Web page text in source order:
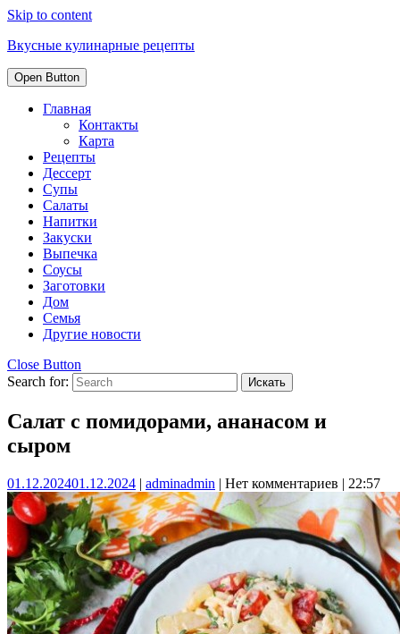
Skip to content
Вкусные кулинарные рецепты
Open Button
Главная
Контакты
Карта
Рецепты
Дессерт
Супы
Салаты
Напитки
Закуски
Выпечка
Соусы
Заготовки
Дом
Семья
Другие новости
Close Button
Search for:
Салат с помидорами, ананасом и
сыром
01.12.202401.12.2024 | adminadmin | Нет комментариев | 22:57